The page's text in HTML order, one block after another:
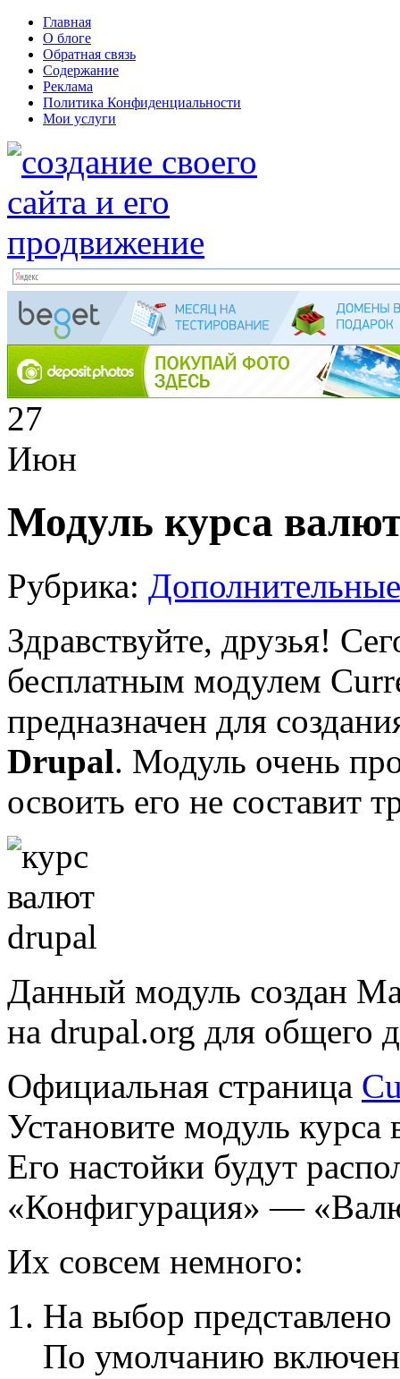
Главная
О блоге
Обратная связь
Содержание
Реклама
Политика Конфиденциальности
Мои услуги
27
Июн
Модуль курса
Рубрика:
Здравствуйте, друзья!
бесплатным модулем
предназначен для
Drupal. Модуль очень
освоить его не составит
Данный модуль создан
на drupal.org для общего
Официальная страница
Установите модуль
Его настойки будут
«Конфигурация» —
Их совсем немного:
На выбор
По умолчанию